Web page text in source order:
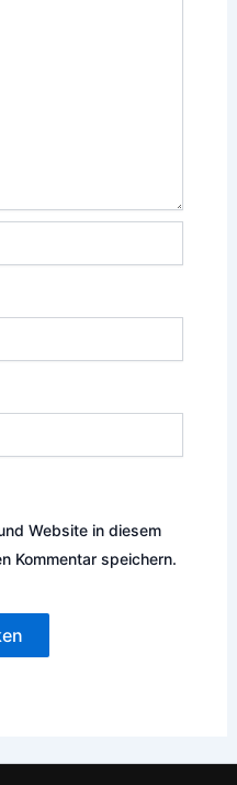
Website in diesem
Kommentar speichern.